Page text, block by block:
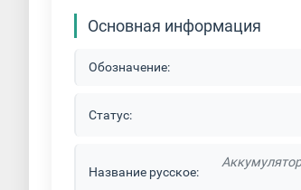
Основная информация
Обозначение:
Статус:
Название русское: